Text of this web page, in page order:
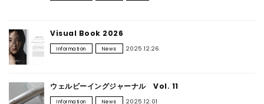
Visual Book 2026
Information News 2025.12.26
ウェルビーイングジャーナル Vol. 11
Information News 2025.12.01